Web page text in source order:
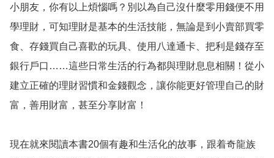
小朋友，你有以上煩惱嗎？別以為自己沒什麼零用錢便不用
學理財，可知理財是基本的生活技能，無論是到小賣部買零
食、存錢買自己喜歡的玩具、使用八達通卡、把利是錢存至
銀行戶口……這些日常生活的行為都與理財息息相關！從小
建立正確的理財習慣和金錢觀念，讓你能更好管理自己的財
富，善用財富，甚至分享財富！
現在就來閱讀本書20個有趣和生活化的故事，跟着奇龍族